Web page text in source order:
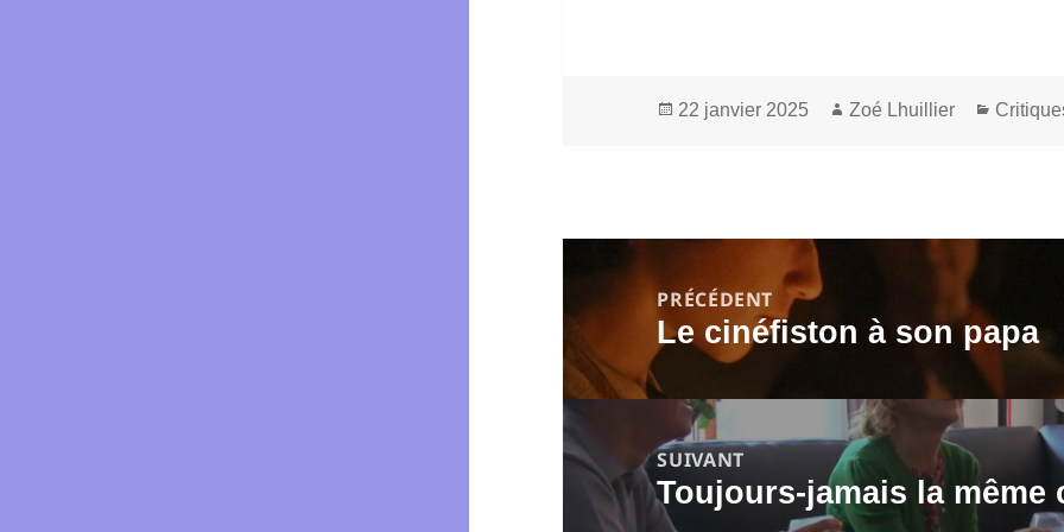
Publié
22 janvier 2025 Auteur
Zoé Lhuillier
PRÉCÉDENT
Article
précédent :
Le cinéfiston à son papa
SUIVANT
Article
Toujours-jamais la même